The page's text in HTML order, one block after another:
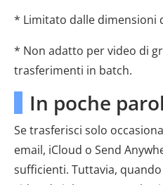
* Limitato dalle dimensioni
* Non adatto per video di
trasferimenti in batch.
In poche
Se trasferisci solo
email, iCloud o Send
sufficienti. Tuttavia,